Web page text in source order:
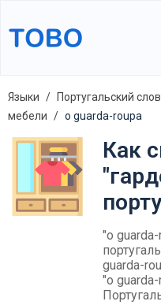
Языки Португальский
мебели
o guarda-roupa
Как
"o
guarda-
"o